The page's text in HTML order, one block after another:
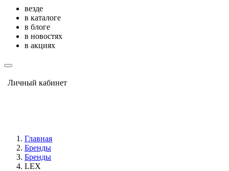
везде
в каталоге
в блоге
в новостях
в акциях
Личный кабинет
Главная
Бренды
Бренды
LEX